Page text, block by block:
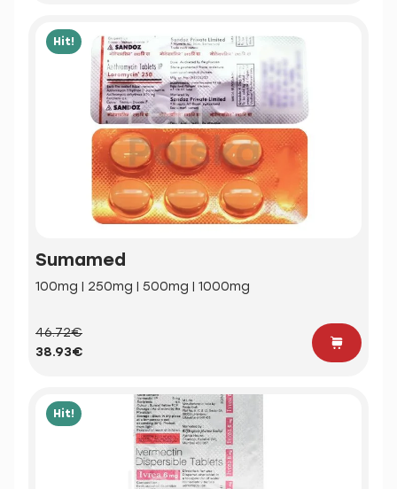
Hit!
Sumamed
100mg | 250mg | 500mg | 1000mg
46.72€
38.93€
Hit!